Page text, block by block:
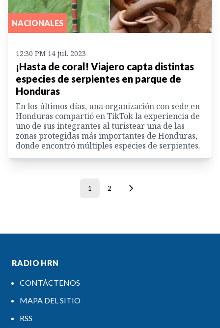
NACIONALES
12:30 PM 14 jul. 2023
¡Hasta de coral! Viajero capta distintas
especies de serpientes en parque de
Honduras
En los últimos días, una organización con sede en
Honduras compartió en TikTok la experiencia de
uno de sus integrantes al turistear una de las
zonas protegidas más importantes de Honduras,
donde encontró múltiples especies de serpientes.
1 2
RADIO HRN
CONTÁCTENOS
MAPA DEL SITIO
RSS